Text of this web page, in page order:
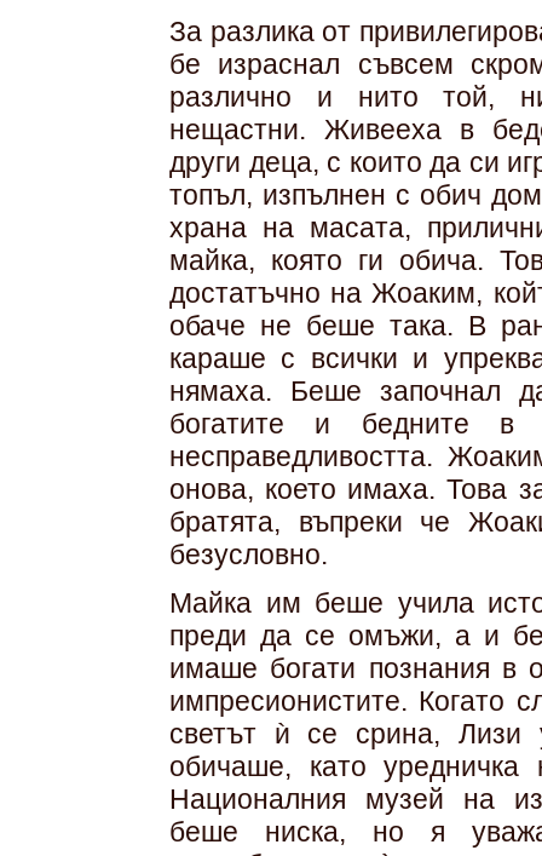
За разлика от
бе израснал съвсем
различно и нито той,
нещастни. Живееха в
други деца, с които да си
топъл, изпълнен с обич
храна на масата,
майка, която ги обича.
достатъчно на Жоаким,
обаче не беше така. В
караше с всички и
нямаха. Беше започнал
богатите и бедните
несправедливостта.
онова, което имаха. Това
братята, въпреки че
безусловно.
Майка им беше учила
преди да се омъжи, а и
имаше богати познания в
импресионистите. Когато
светът ѝ се срина, Лизи
обичаше, като
Националния музей на
беше ниска, но я